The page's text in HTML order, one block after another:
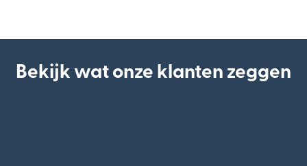
Bekijk wat onze klanten zeggen